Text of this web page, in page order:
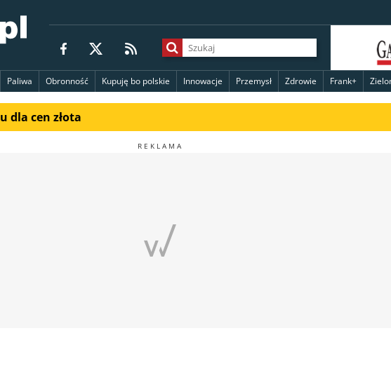
Paliwa Obronność Kupuję bo polskie Innowacje Przemysł Zdrowie Frank+
dla cen złota